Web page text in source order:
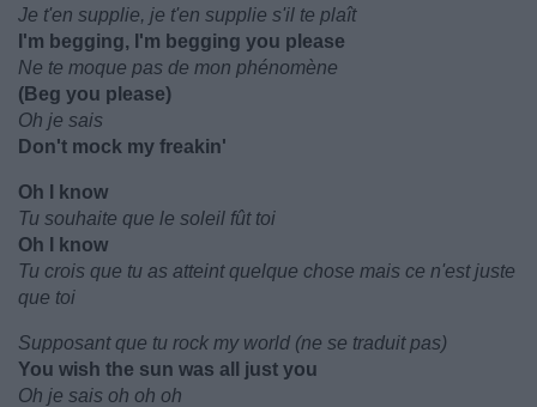
Je t'en supplie, je t'en supplie s'il te plaît
I'm begging, I'm begging you please
Ne te moque pas de mon phénomène
(Beg you please)
Oh je sais
Don't mock my freakin'
Oh I know
Tu souhaite que le soleil fût toi
Oh I know
Tu crois que tu as atteint quelque chose mais ce n'est juste
que toi
Supposant que tu rock my world (ne se traduit pas)
You wish the sun was all just you
Oh je sais oh oh oh